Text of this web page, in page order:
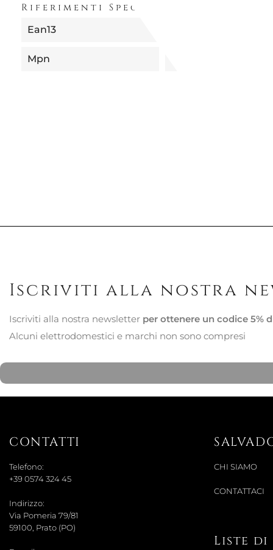
Riferimenti Specifici
Ean13
Mpn
Iscriviti alla nostra
Iscriviti alla nostra newsletter per ottenere un codice 5%
Alcuni elettrodomestici e marchi non sono compresi
CONTATTI
Telefono:
+39 0574 324 45
Indirizzo:
Via Pomeria 79/81
59100, Prato (PO)
CHI SIAMO
CONTATTACI
Liste di